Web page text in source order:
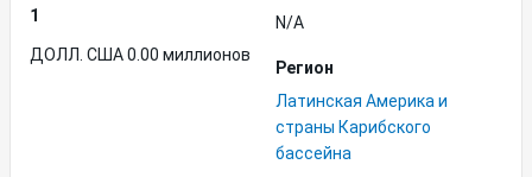
1
ДОЛЛ. США 0.00 миллионов
N/A
Регион
Латинская Америка и
страны Карибского
бассейна